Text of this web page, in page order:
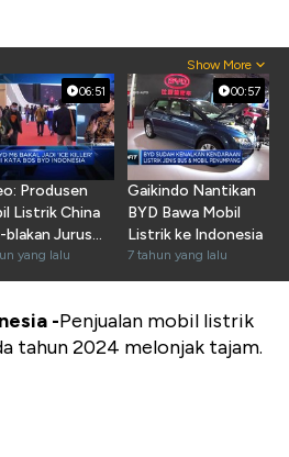
Show More
06:51
Produsen
Listrik China
blakan Jurus
Pasar RI
yang lalu
00:57
Gaikindo Nantikan
BYD Bawa Mobil
Listrik ke Indonesia
7 tahun yang lalu
-Penjualan mobil listrik
tahun 2024 melonjak tajam.